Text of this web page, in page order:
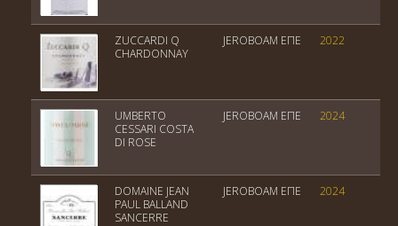
ZUCCARDI Q
CHARDONNAY
JEROBOAM EΠΕ 2022
UMBERTO
CESSARI COSTA
DI ROSE
JEROBOAM EΠΕ 2024
DOMAINE JEAN
PAUL BALLAND
SANCERRE
JEROBOAM EΠΕ 2024